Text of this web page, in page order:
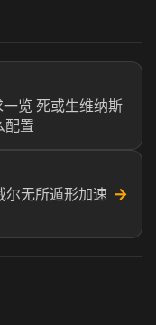
览 死或生维纳斯
配置
尔无所遁形加速 →